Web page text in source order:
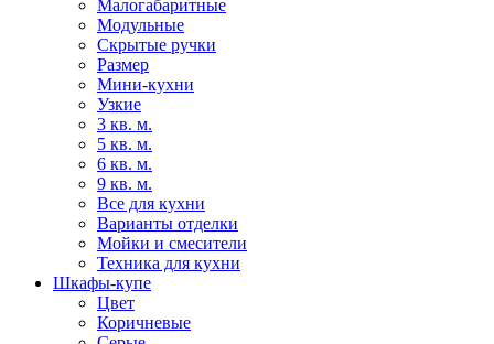
Малогабаритные
Модульные
Скрытые ручки
Размер
Мини-кухни
Узкие
3 кв. м.
5 кв. м.
6 кв. м.
9 кв. м.
Все для кухни
Варианты отделки
Мойки и смесители
Техника для кухни
Шкафы-купе
Цвет
Коричневые